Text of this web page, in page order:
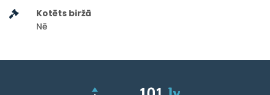
Kotēts biržā
Nē